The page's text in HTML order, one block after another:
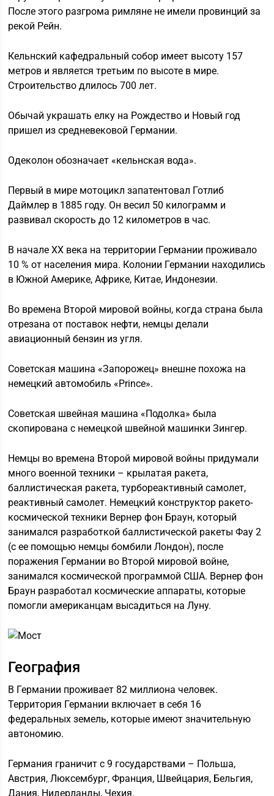
После этого разгрома римляне не имели провинций за
рекой Рейн.
Кельнский кафедральный собор имеет высоту 157
метров и является третьим по высоте в мире.
Строительство длилось 700 лет.
Обычай украшать елку на Рождество и Новый год
пришел из средневековой Германии.
Одеколон обозначает «кельнская вода».
Первый в мире мотоцикл запатентовал Готлиб
Даймлер в 1885 году. Он весил 50 килограмм и
развивал скорость до 12 километров в час.
В начале ХХ века на территории Германии проживало
10 % от населения мира. Колонии Германии находились
в Южной Америке, Африке, Китае, Индонезии.
Во времена Второй мировой войны, когда страна была
отрезана от поставок нефти, немцы делали
авиационный бензин из угля.
Советская машина «Запорожец» внешне похожа на
немецкий автомобиль «Prince».
Советская швейная машина «Подолка» была
скопирована с немецкой швейной машинки Зингер.
Немцы во времена Второй мировой войны придумали
много военной техники – крылатая ракета,
баллистическая ракета, турбореактивный самолет,
реактивный самолет. Немецкий конструктор ракето-
космической техники Вернер фон Браун, который
занимался разработкой баллистической ракеты Фау 2
(с ее помощью немцы бомбили Лондон), после
поражения Германии во Второй мировой войне,
занимался космической программой США. Вернер фон
Браун разработал космические аппараты, которые
помогли американцам высадиться на Луну.
География
В Германии проживает 82 миллиона человек.
Территория Германии включает в себя 16
федеральных земель, которые имеют значительную
автономию.
Германия граничит с 9 государствами – Польша,
Австрия, Люксембург, Франция, Швейцария, Бельгия,
Дания, Нидерланды, Чехия.